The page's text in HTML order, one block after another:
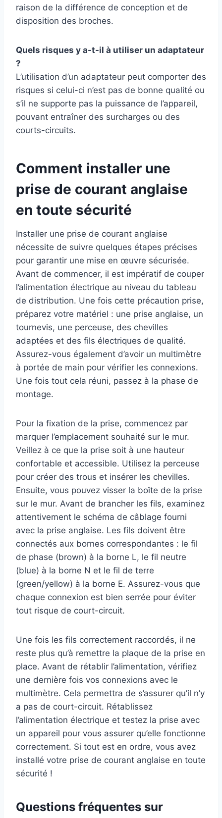
raison de la différence de conception et de
disposition des broches.
Quels risques y a-t-il à utiliser un adaptateur
?
L’utilisation d’un adaptateur peut comporter des
risques si celui-ci n’est pas de bonne qualité ou
s’il ne supporte pas la puissance de l’appareil,
pouvant entraîner des surcharges ou des
courts-circuits.
Comment installer une
prise de courant anglaise
en toute sécurité
Installer une prise de courant anglaise
nécessite de suivre quelques étapes précises
pour garantir une mise en œuvre sécurisée.
Avant de commencer, il est impératif de couper
l’alimentation électrique au niveau du tableau
de distribution. Une fois cette précaution prise,
préparez votre matériel : une prise anglaise, un
tournevis, une perceuse, des chevilles
adaptées et des fils électriques de qualité.
Assurez-vous également d’avoir un multimètre
à portée de main pour vérifier les connexions.
Une fois tout cela réuni, passez à la phase de
montage.
Pour la fixation de la prise, commencez par
marquer l’emplacement souhaité sur le mur.
Veillez à ce que la prise soit à une hauteur
confortable et accessible. Utilisez la perceuse
pour créer des trous et insérer les chevilles.
Ensuite, vous pouvez visser la boîte de la prise
sur le mur. Avant de brancher les fils, examinez
attentivement le schéma de câblage fourni
avec la prise anglaise. Les fils doivent être
connectés aux bornes correspondantes : le fil
de phase (brown) à la borne L, le fil neutre
(blue) à la borne N et le fil de terre
(green/yellow) à la borne E. Assurez-vous que
chaque connexion est bien serrée pour éviter
tout risque de court-circuit.
Une fois les fils correctement raccordés, il ne
reste plus qu’à remettre la plaque de la prise en
place. Avant de rétablir l’alimentation, vérifiez
une dernière fois vos connexions avec le
multimètre. Cela permettra de s’assurer qu’il n’y
a pas de court-circuit. Rétablissez
l’alimentation électrique et testez la prise avec
un appareil pour vous assurer qu’elle fonctionne
correctement. Si tout est en ordre, vous avez
installé votre prise de courant anglaise en toute
sécurité !
Questions fréquentes sur